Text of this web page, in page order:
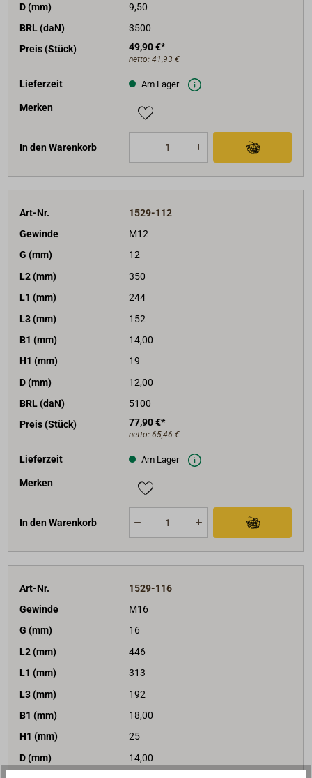
D (mm)
9,50
BRL (daN)
3500
Preis (Stück)
49,90 €*
netto: 41,93 €
Lieferzeit Am Lager
Merken
In den Warenkorb
Art-Nr.
1529-112
Gewinde
M12
G (mm)
12
L2 (mm)
350
L1 (mm)
244
L3 (mm)
152
B1 (mm)
14,00
H1 (mm)
19
D (mm)
12,00
BRL (daN)
5100
Preis (Stück)
77,90 €*
netto: 65,46 €
Lieferzeit Am Lager
Merken
In den Warenkorb
Art-Nr.
1529-116
Gewinde
M16
G (mm)
16
L2 (mm)
446
L1 (mm)
313
L3 (mm)
192
B1 (mm)
18,00
H1 (mm)
25
D (mm)
14,00